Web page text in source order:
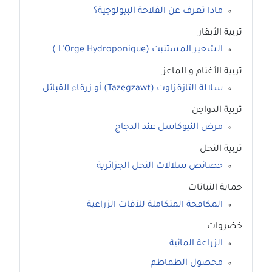
ماذا تعرف عن الفلاحة البيولوجية؟
تربية الأبقار
الشعير المستنبت (L’Orge Hydroponique )
تربية الأغنام و الماعز
سلالة التازقزاوت (Tazegzawt) أو زرقاء القبائل
تربية الدواجن
مرض النيوكاسل عند الدجاج
تربية النحل
خصائص سلالات النحل الجزائرية
حماية النباتات
المكافحة المتكاملة للآفات الزراعية
خضروات
الزراعة المائية
محصول الطماطم